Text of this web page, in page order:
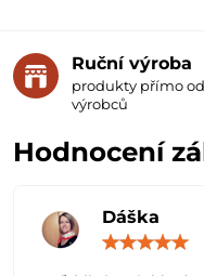
Ruční výroba
produkty přímo od
výrobců
Hodnocení
Dáška